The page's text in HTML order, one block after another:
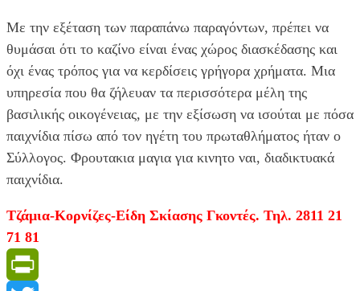
Με την εξέταση των παραπάνω παραγόντων, πρέπει να
θυμάσαι ότι το καζίνο είναι ένας χώρος διασκέδασης και
όχι ένας τρόπος για να κερδίσεις γρήγορα χρήματα. Μια
υπηρεσία που θα ζήλευαν τα περισσότερα μέλη της
βασιλικής οικογένειας, με την εξίσωση να ισούται με πόσα
παιχνίδια πίσω από τον ηγέτη του πρωταθλήματος ήταν ο
Σύλλογος. Φρουτακια μαγια για κινητο ναι, διαδικτυακά
παιχνίδια.
Τζάμια-Κορνίζες-Είδη Σκίασης Γκοντές. Τηλ. 2811 21
71 81